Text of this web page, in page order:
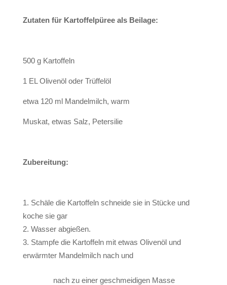
Zutaten für Kartoffelpüree als Beilage:
500 g Kartoffeln
1 EL Olivenöl oder Trüffelöl
etwa 120 ml Mandelmilch, warm
Muskat, etwas Salz, Petersilie
Zubereitung:
Schäle die Kartoffeln schneide sie in Stücke und
koche sie gar
Wasser abgießen.
Stampfe die Kartoffeln mit etwas Olivenöl und
erwärmter Mandelmilch nach und
nach zu einer geschmeidigen Masse